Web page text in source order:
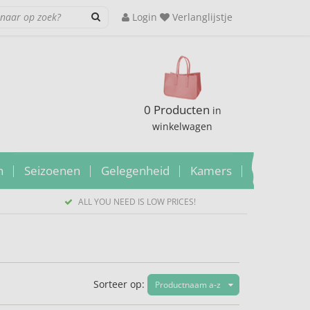
Login Verlanglijstje
0 Producten in
winkelwagen
Seizoenen Gelegenheid Kamers
ALL YOU NEED IS LOW PRICES!
Sorteer op: Productnaam a-z